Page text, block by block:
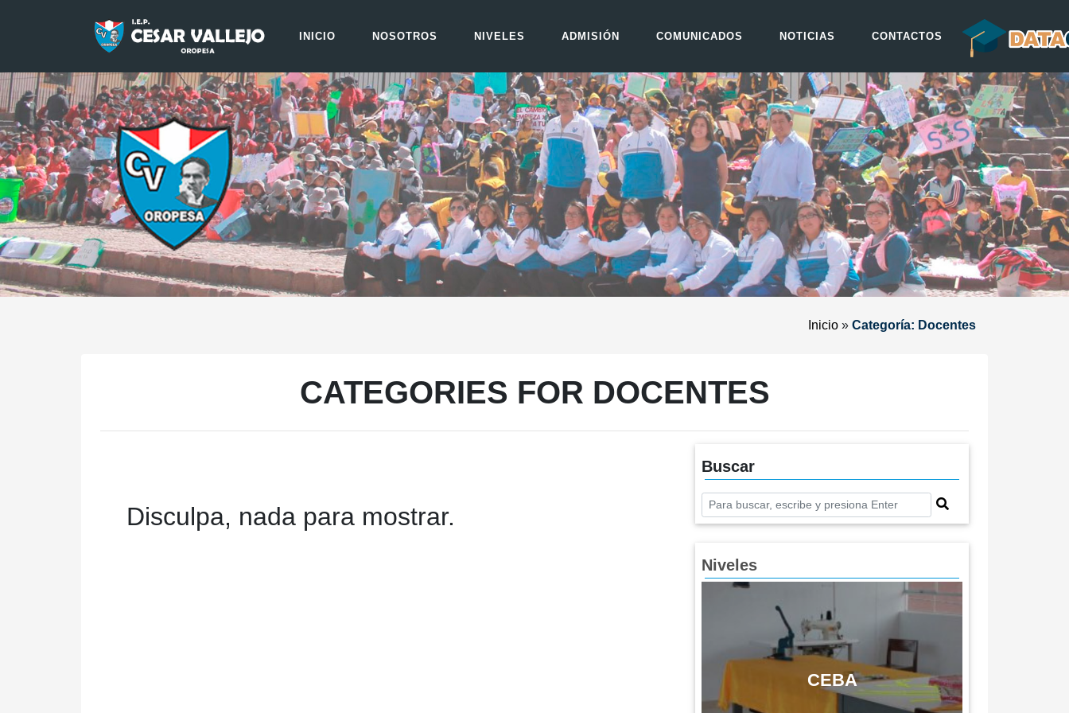
INICIO NOSOTROS NIVELES ADMISIÓN COMUNICADOS NOTICIAS CONTACTOS
Inicio » Categoría: Docentes
CATEGORIES FOR DOCENTES
Disculpa, nada para mostrar.
Buscar
Niveles
CEBA
Previous Next